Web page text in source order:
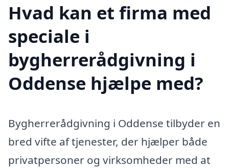
Hvad kan et firma med
speciale i
bygherrerådgivning i
Oddense hjælpe med?
Bygherrerådgivning i Oddense tilbyder en
bred vifte af tjenester, der hjælper både
privatpersoner og virksomheder med at